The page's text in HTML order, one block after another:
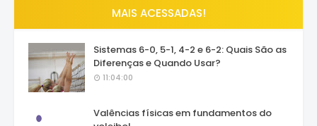
MAIS ACESSADAS!
Sistemas 6-0, 5-1, 4-2 e 6-2: Quais São as
Diferenças e Quando Usar?
11:04:00
Valências físicas em fundamentos do